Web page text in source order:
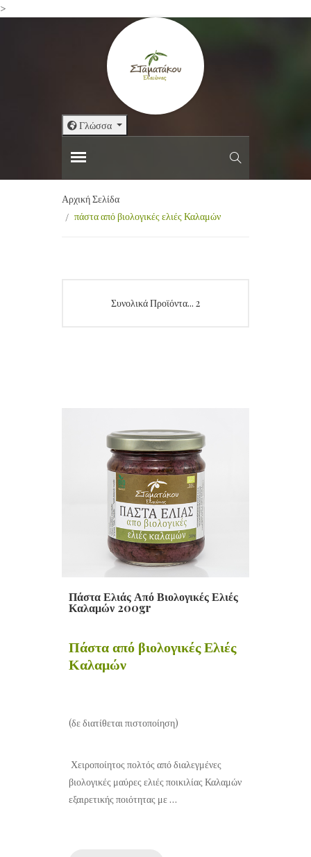
>
Γλώσσα
Αρχική Σελίδα
πάστα από βιολογικές ελιές Καλαμών
Συνολικά Προϊόντα... 2
Πάστα Ελιάς Από Βιολογικές Ελιές
Καλαμών 200gr
Πάστα από βιολογικές Ελιές
Καλαμών
(δε διατίθεται πιστοποίηση)
Χειροποίητος πολτός από διαλεγμένες
βιολογικές μαύρες ελιές ποικιλίας Καλαμών
εξαιρετικής ποιότητας με …